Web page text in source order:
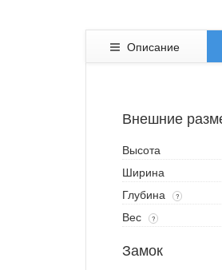
Описание
Внешние
Высота
Ширина
Глубина
?
Вес
?
Замок